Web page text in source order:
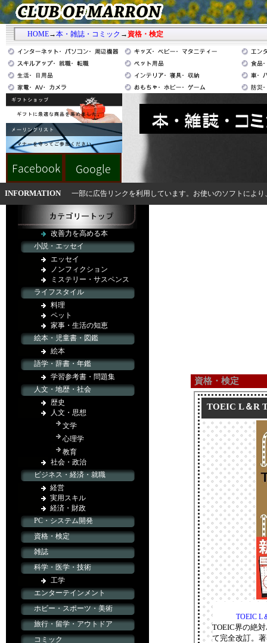
HOME→本・雑誌・コミック →資格・検定
INFORMATION 一部に広告リンクを利用しています。お使いのソフトによ
資格・検定
TOEIC L＆R
TOEIC
TOEIC界の絶
て完全改訂。